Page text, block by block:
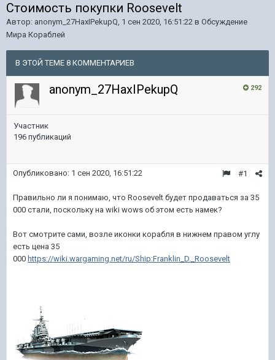
Стоимость покупки Roosevelt
Автор: anonym_27HaxIPekupQ, 1 сен 2020, 16:51:22 в Обсуждение
Мира Кораблей
В ЭТОЙ ТЕМЕ 8 КОММЕНТАРИЕВ
292
anonym_27HaxIPekupQ
Участник
196 публикаций
#1
Опубликовано: 1 сен 2020, 16:51:22
Правильно ли я понимаю, что Roosevelt будет продаваться за 35
000 стали, поскольку на wiki wows об этом есть намек?
Вот смотрите сами, возле иконки корабля в нижнем правом углу
есть цена 35
000 https://wiki.wargaming.net/ru/Ship:Franklin_D._Roosevelt